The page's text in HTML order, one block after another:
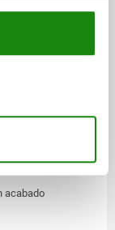
1.4305.
acabado